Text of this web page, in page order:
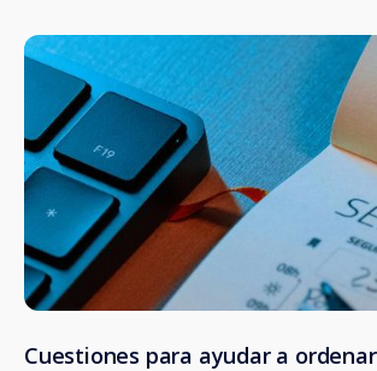
Cuestiones para ayudar a